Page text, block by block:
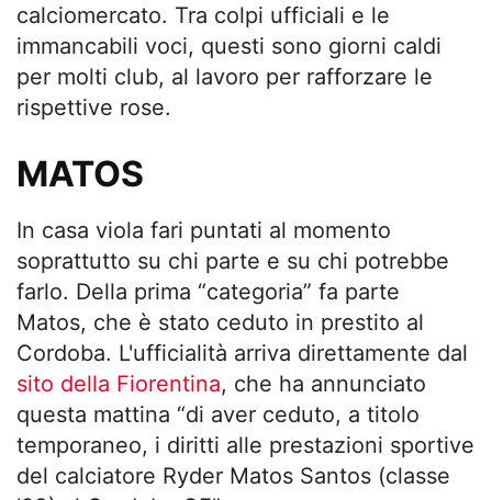
calciomercato. Tra colpi ufficiali e le
immancabili voci, questi sono giorni caldi
per molti club, al lavoro per rafforzare le
rispettive rose.
MATOS
In casa viola fari puntati al momento
soprattutto su chi parte e su chi potrebbe
farlo. Della prima “categoria” fa parte
Matos, che è stato ceduto in prestito al
Cordoba. L'ufficialità arriva direttamente dal
sito della Fiorentina, che ha annunciato
questa mattina “di aver ceduto, a titolo
temporaneo, i diritti alle prestazioni sportive
del calciatore Ryder Matos Santos (classe